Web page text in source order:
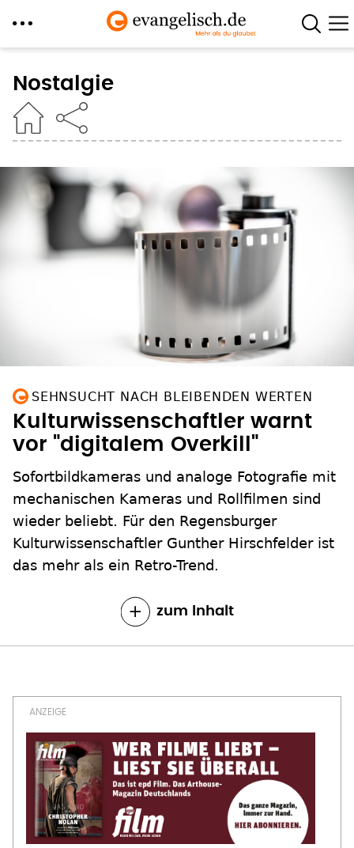
zum
Inhalt
Nostalgie
SEHNSUCHT NACH BLEIBENDEN WERTEN
Kulturwissenschaftler warnt
vor "digitalem Overkill"
Sofortbildkameras und analoge Fotografie mit
mechanischen Kameras und Rollfilmen sind
wieder beliebt. Für den Regensburger
Kulturwissenschaftler Gunther Hirschfelder ist
das mehr als ein Retro-Trend.
zum Inhalt